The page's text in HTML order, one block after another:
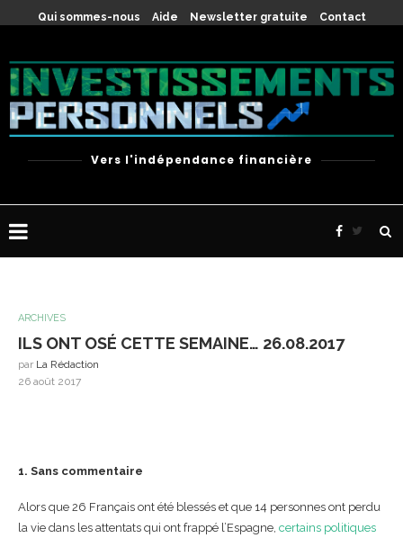
Qui sommes-nous Aide Newsletter gratuite Contact
Vers l'indépendance financière
ARCHIVES
ILS ONT OSÉ CETTE SEMAINE… 26.08.2017
par La Rédaction
26 août 2017
1. Sans commentaire
Alors que 26 Français ont été blessés et que 14 personnes ont perdu
la vie dans les attentats qui ont frappé l’Espagne, certains politiques